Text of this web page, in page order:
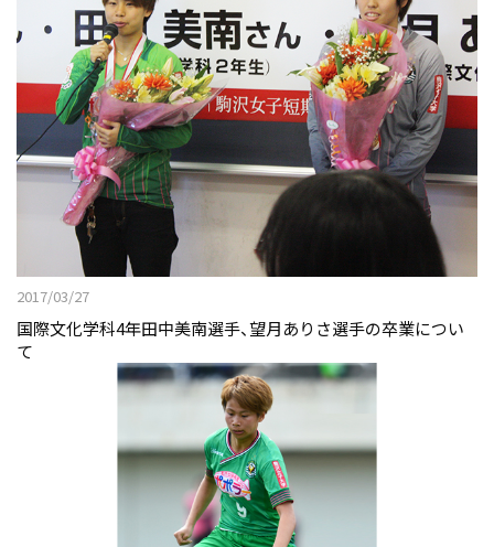
2017/03/27
国際文化学科4年田中美南選手、望月ありさ選手の卒業につい
て